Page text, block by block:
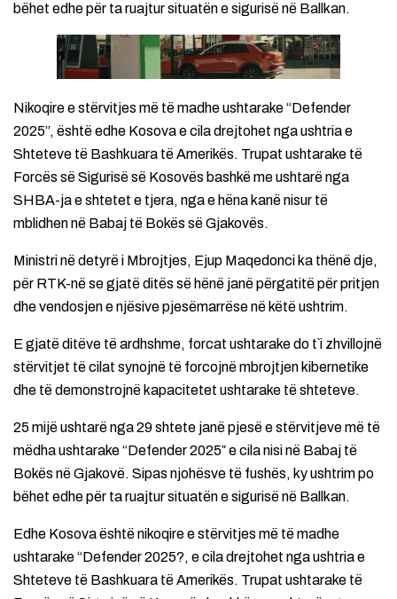
bëhet edhe për ta ruajtur situatën e sigurisë në Ballkan.
Nikoqire e stërvitjes më të madhe ushtarake “Defender
2025”, është edhe Kosova e cila drejtohet nga ushtria e
Shteteve të Bashkuara të Amerikës. Trupat ushtarake të
Forcës së Sigurisë së Kosovës bashkë me ushtarë nga
SHBA-ja e shtetet e tjera, nga e hëna kanë nisur të
mblidhen në Babaj të Bokës së Gjakovës.
Ministri në detyrë i Mbrojtjes, Ejup Maqedonci ka thënë dje,
për RTK-në se gjatë ditës së hënë janë përgatitë për pritjen
dhe vendosjen e njësive pjesëmarrëse në këtë ushtrim.
E gjatë ditëve të ardhshme, forcat ushtarake do t`i zhvillojnë
stërvitjet të cilat synojnë të forcojnë mbrojtjen kibernetike
dhe të demonstrojnë kapacitetet ushtarake të shteteve.
25 mijë ushtarë nga 29 shtete janë pjesë e stërvitjeve më të
mëdha ushtarake “Defender 2025″ e cila nisi në Babaj të
Bokës në Gjakovë. Sipas njohësve të fushës, ky ushtrim po
bëhet edhe për ta ruajtur situatën e sigurisë në Ballkan.
Edhe Kosova është nikoqire e stërvitjes më të madhe
ushtarake “Defender 2025?, e cila drejtohet nga ushtria e
Shteteve të Bashkuara të Amerikës. Trupat ushtarake të